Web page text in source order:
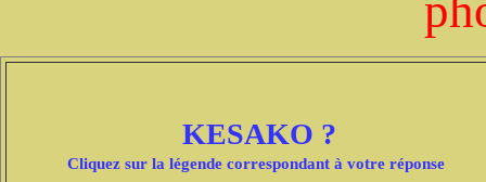
KESAKO ?
Cliquez sur la légende correspondant à votre réponse